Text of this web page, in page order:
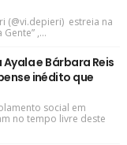
(@vi.depieri) estreia na
,...
e Bárbara Reis
inédito que
social em
no tempo livre deste